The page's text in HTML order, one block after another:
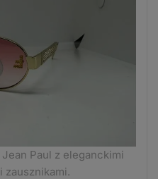
Paul z eleganckimi
zausznikami.